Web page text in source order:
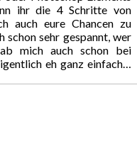
ihr die 4 Schritte von
auch eure Chancen zu
schon sehr gespannt, wer
mich auch schon bei
eh ganz einfach…